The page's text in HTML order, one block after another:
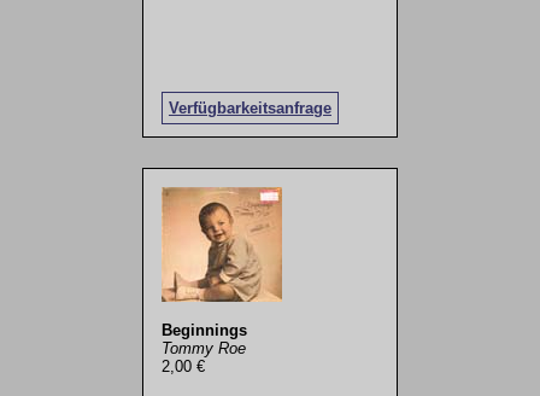
Verfügbarkeitsanfrage
Beginnings
Tommy Roe
2,00 €